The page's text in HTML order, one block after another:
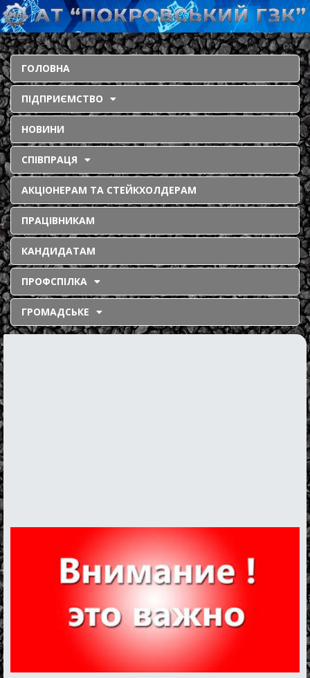
ГОЛОВНА
ПІДПРИЄМСТВО
НОВИНИ
СПІВПРАЦЯ
АКЦІОНЕРАМ ТА СТЕЙКХОЛДЕРАМ
ПРАЦІВНИКАМ
КАНДИДАТАМ
ПРОФСПІЛКА
ГРОМАДСЬКЕ